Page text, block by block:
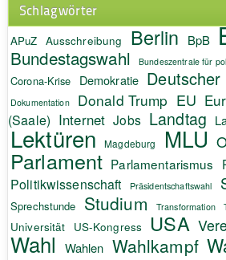
Schlagwörter
APuZ Ausschreibung Berlin BpB
Bundestagswahl Bundeszentrale für
Corona-Krise Demokratie
Dokumentation Donald Trump EU
(Saale) Internet Jobs Landtag
Lektüren Magdeburg MLU
Parlament Parlamentarismus
Politikwissenschaft Präsidentschaftswahl
Sprechstunde Studium Transformation
Universität US-Kongress USA
Wahl Wahlen Wahlkampf